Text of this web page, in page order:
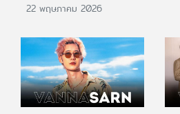
22 พฤษภาคม 2026